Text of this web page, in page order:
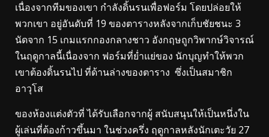
เนื่องจากทีมของเขา กำลังดิ้นรนเพื่อฟอร์ม โดยปล่อยให้
พวกเขา อยู่อันดับที่ 19 ของตารางหลังจากเก็บชัยชนะ 3
นัดจาก 15 เกมแรกกองกลางชาว อังกฤษถูกวิพากษ์วิจารณ์
ในฤดูกาลนี้เนื่องจาก ฟอร์มที่ย่ำแย่ของ นักบุญทำให้พวก
เขาต้องดิ้นรนไป ที่ด้านล่างของตาราง ซึ่งเป็นสมาชิก
อาวุโส
ของห้องแต่งตัวที่ ได้รับเลือกจากผู้ สนับสนุนให้เป็นหนึ่งใน
ผู้เล่นที่ต้องก้าวขึ้นมา ในช่วงครึ่ง ฤดูกาลหลังนักเตะวัย 27